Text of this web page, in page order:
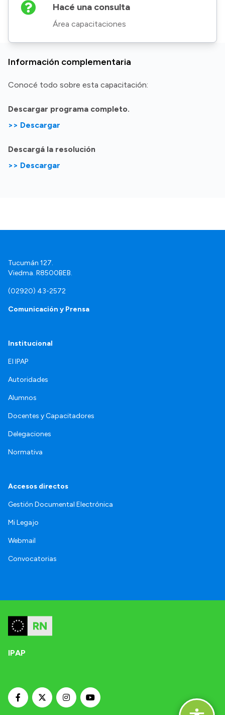
Hacé una consulta
Área capacitaciones
Información complementaria
Conocé todo sobre esta capacitación:
Descargar programa completo.
>> Descargar
Descargá la resolución
>> Descargar
Tucumán 127.
Viedma. R8500BEB.
(02920) 43-2572
Comunicación y Prensa
Institucional
El IPAP
Autoridades
Alumnos
Docentes y Capacitadores
Delegaciones
Normativa
Accesos directos
Gestión Documental Electrónica
Mi Legajo
Webmail
Convocatorias
IPAP